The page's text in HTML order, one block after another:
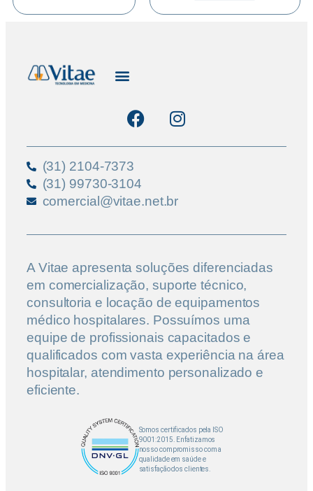
(31) 2104-7373
(31) 99730-3104
comercial@vitae.net.br
A Vitae apresenta soluções diferenciadas
em comercialização, suporte técnico,
consultoria e locação de equipamentos
médico hospitalares. Possuímos uma
equipe de profissionais capacitados e
qualificados com vasta experiência na área
hospitalar, atendimento personalizado e
eficiente.
Somos certificados pela ISO
9001:2015. Enfatizamos
nosso compromisso com a
qualidade em saúde e
satisfação dos clientes.